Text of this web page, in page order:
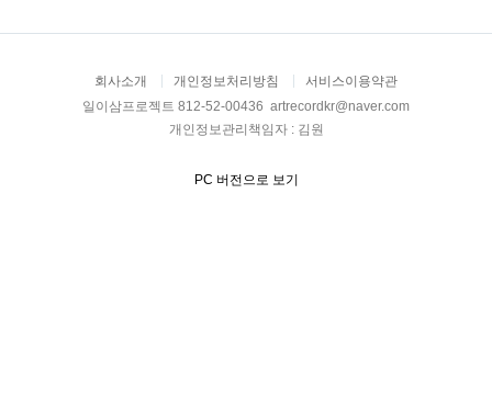
회사소개 개인정보처리방침
서비스이용약관
일이삼프로젝트 812-52-00436 artrecordkr@naver.com
개인정보관리책임자 : 김원
PC 버전으로 보기